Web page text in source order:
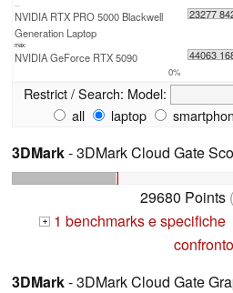
NVIDIA RTX PRO 5000 Blackwell
Generation Laptop
23277
max:
NVIDIA GeForce RTX 5090 44063
0%
Restrict / Search: Model:
all
laptop
3DMark- 3DMark Cloud Gate
29680 Points
+ 1 benchmarks e specifiche
confronto
3DMark- 3DMark Cloud Gate